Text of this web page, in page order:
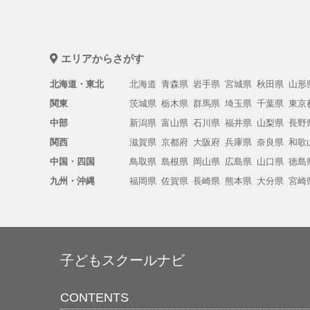
エリアからさがす
北海道・東北 北海道 青森県 岩手県 宮城県 秋田県 山形
関東
茨城県 栃木県 群馬県 埼玉県 千葉県 東京
中部
新潟県 富山県 石川県 福井県 山梨県 長野
関西
滋賀県 京都府 大阪府 兵庫県 奈良県 和歌
中国・四国
鳥取県 島根県 岡山県 広島県 山口県 徳島
九州・沖縄
福岡県 佐賀県 長崎県 熊本県 大分県 宮崎
子どもスクールナビ
CONTENTS